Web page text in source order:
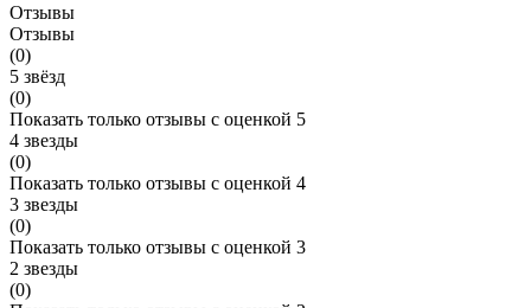
Отзывы
Отзывы
(0)
5 звёзд
(0)
Показать только отзывы с оценкой 5
4 звезды
(0)
Показать только отзывы с оценкой 4
3 звезды
(0)
Показать только отзывы с оценкой 3
2 звезды
(0)